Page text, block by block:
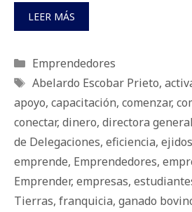
LEER MÁS
Categorías
Emprendedores
Etiquetas
Abelardo Escobar Prieto,
apoyo, capacitación, comenzar,
conectar, dinero, directora
de Delegaciones, eficiencia, ejidos
emprende, Emprendedores,
Emprender, empresas,
Tierras, franquicia, ganado